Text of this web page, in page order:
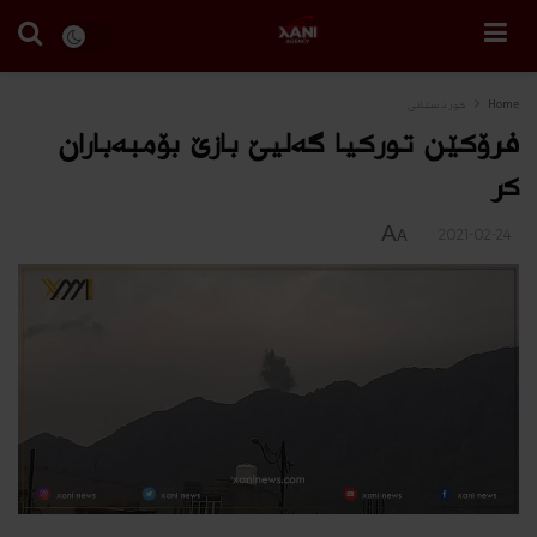
Home كوردستانى
فرۆکێن تورکیا گەلیێ بازێ بۆمبەباران
کر
2021-02-24
A
A